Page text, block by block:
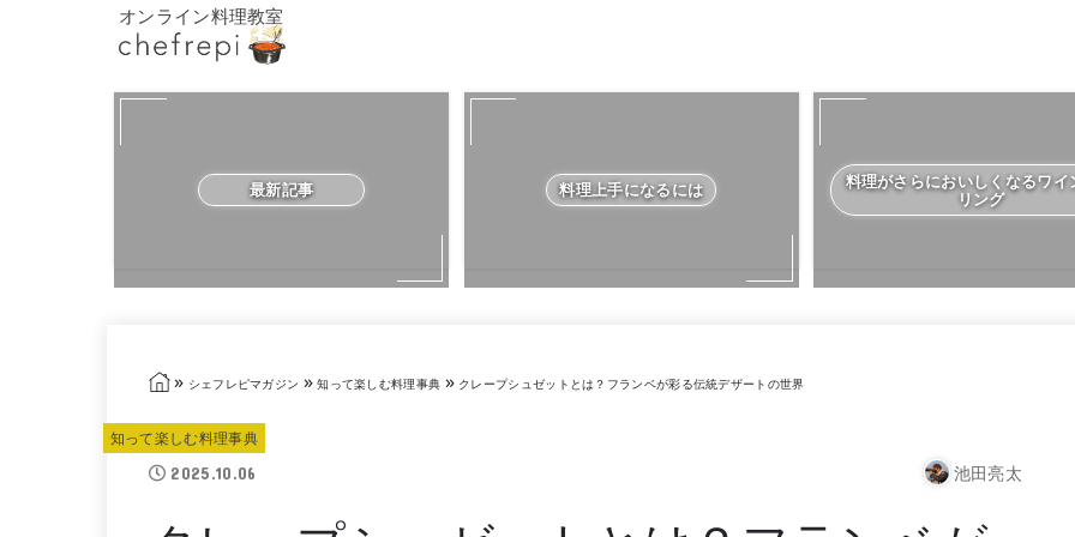
オンライン料理教室
最新記事 料理上手になるには
料理がさらにおいしくなるワイ
リング
» シェフレピマガジン » 知って楽しむ料理事典 »クレープシュゼットとは？フランベが彩る伝統デザートの世界
知って楽しむ料理事典
2025.10.06 池田亮太